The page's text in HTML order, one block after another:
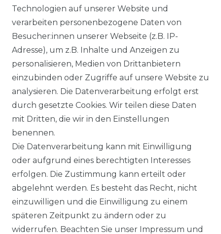
Solar Module
Solplanet Batteriespeicher
Growatt Speicher
Trina Solar Speicher
Wechselrichter
Wechselrichter
ZUBEHÖR
Unterkonstruktion
Weiteres Zubehör
Wp Balkonkraftwerk
mit Speicher
NOAH 2000
NEXA 2000
PV-KOMPLETTSETS
Solaranlagen mit Speicher
Insel Solaranlagen
10 kW PV-Anlage mit Speicher
8 kWp Solaranlagen
15 kWp Solaranlagen
20 kWp Solaranlagen
25 kWp Solaranlagen
Technologien auf unserer Website und
verarbeiten personenbezogene Daten von
Besucher:innen unserer Webseite (z.B. IP-
Adresse), um z.B. Inhalte und Anzeigen zu
personalisieren, Medien von Drittanbietern
einzubinden oder Zugriffe auf unsere Website zu
analysieren. Die Datenverarbeitung erfolgt erst
durch gesetzte Cookies. Wir teilen diese Daten
mit Dritten, die wir in den Einstellungen
benennen.
Die Datenverarbeitung kann mit Einwilligung
oder aufgrund eines berechtigten Interesses
erfolgen. Die Zustimmung kann erteilt oder
abgelehnt werden. Es besteht das Recht, nicht
einzuwilligen und die Einwilligung zu einem
späteren Zeitpunkt zu ändern oder zu
widerrufen. Beachten Sie unser Impressum und